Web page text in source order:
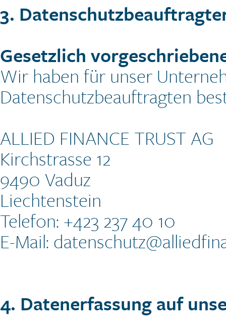
3.
Gesetzlich
Wir haben für unser
Datenschutzbeauftragten
ALLIED FINANCE TRUST AG
Kirchstrasse 12
9490 Vaduz
Liechtenstein
Telefon: +423 237 40 10
E-Mail:
4. Datenerfassung auf